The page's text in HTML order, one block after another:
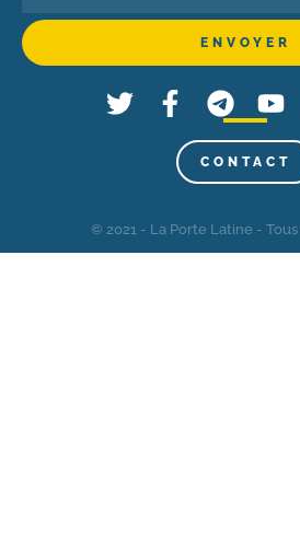
CONTACT
© 2021 - La Porte Latine -